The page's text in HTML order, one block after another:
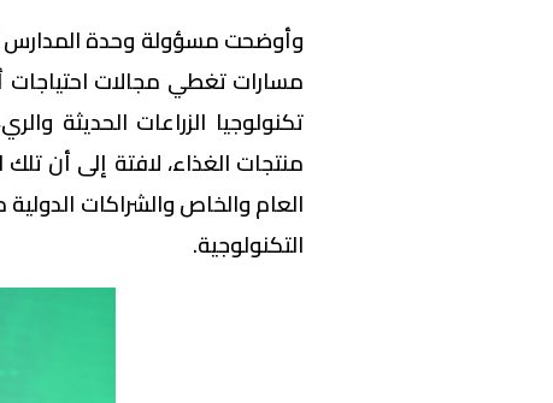
مسارات تغطي مجالات
تكنولوجيا الزراعات الحديثة
منتجات الغذاء، لافتة إلى أن
العام والخاص والشراكات
التكنولوجية.